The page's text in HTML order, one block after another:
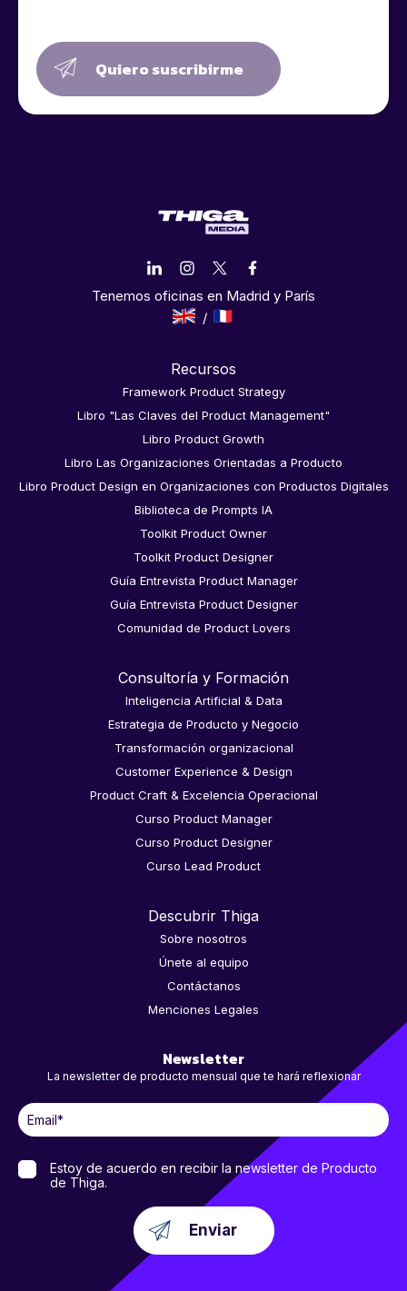
Quiero suscribirme
Tenemos oficinas en Madrid y París
Recursos
Framework Product Strategy
Libro "Las Claves del Product Management"
Libro Product Growth
Libro Las Organizaciones Orientadas a Producto
Libro Product Design en Organizaciones con Productos Digitales
Biblioteca de Prompts IA
Toolkit Product Owner
Toolkit Product Designer
Guía Entrevista Product Manager
Guía Entrevista Product Designer
Comunidad de Product Lovers
Consultoría y Formación
Inteligencia Artificial & Data
Estrategia de Producto y Negocio
Transformación organizacional
Customer Experience & Design
Product Craft & Excelencia Operacional
Curso Product Manager
Curso Product Designer
Curso Lead Product
Descubrir Thiga
Sobre nosotros
Únete al equipo
Contáctanos
Menciones Legales
Newsletter
La newsletter de producto mensual que te hará reflexionar
Estoy de acuerdo en recibir la newsletter de Producto
de Thiga.